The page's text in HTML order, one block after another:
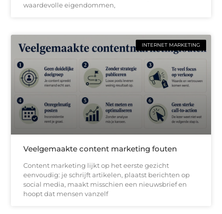
waardevolle eigendommen,
INTERNET MARKETING
Veelgemaakte content marketing fouten
Content marketing lijkt op het eerste gezicht
eenvoudig: je schrijft artikelen, plaatst berichten op
social media, maakt misschien een nieuwsbrief en
hoopt dat mensen vanzelf